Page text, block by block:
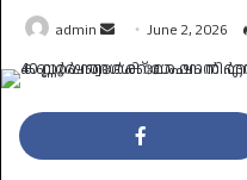
admin
Send
an
June 2, 2026